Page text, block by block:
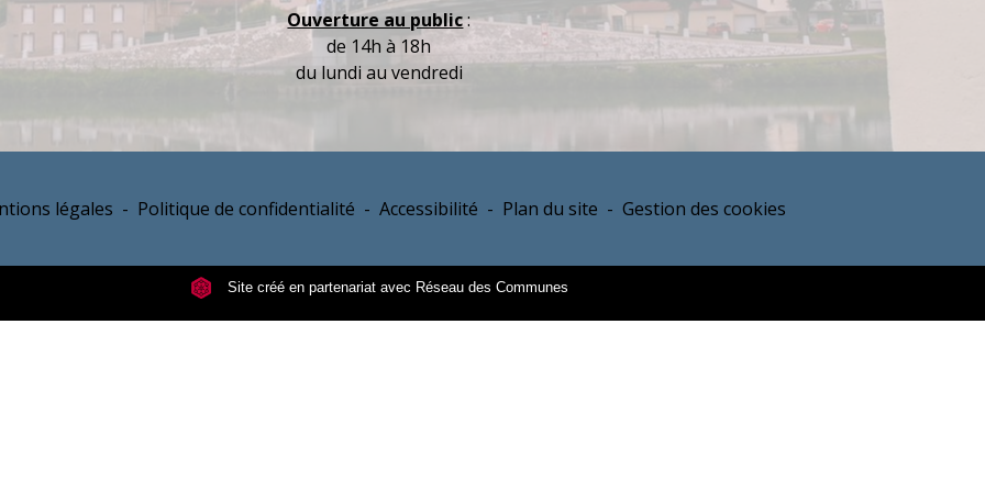
Ouverture au public:
de 14h à 18h
du lundi au vendredi
légales - Politique de confidentialité - Accessibilité - Plan du site - Gestion des cookies
Site créé en partenariat avec Réseau des Communes